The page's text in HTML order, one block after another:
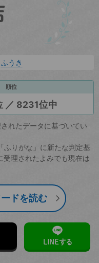
ふうき
順位
／ 8231位中
れたデータに基づいてい
りがな」に新たな判定基
理されたよみでも現在は
ドを読む
LINEする